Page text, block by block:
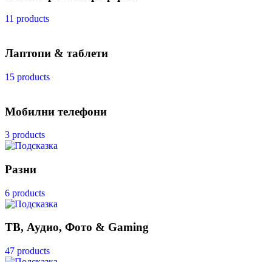
11 products
Лаптопи & таблети
15 products
Мобилни телефони
3 products
Разни
6 products
ТВ, Аудио, Фото & Gaming
47 products